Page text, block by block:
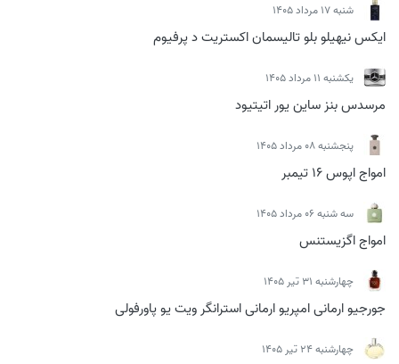
شنبه 17 مرداد 1405
ایکس نیهیلو بلو تالیسمان اکستریت د پرفیوم
يكشنبه 11 مرداد 1405
مرسدس بنز ساین یور اتیتیود
پنجشنبه 08 مرداد 1405
امواج اپوس 16 تیمبر
سه شنبه 06 مرداد 1405
امواج اگزیستنس
چهارشنبه 31 تیر 1405
جورجیو ارمانی امپریو ارمانی استرانگر ویت یو پاورفولی
چهارشنبه 24 تیر 1405